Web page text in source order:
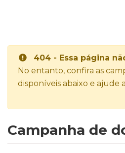
404 - Essa página
No entanto, confira as
disponíveis abaixo e ajude
Campanha de